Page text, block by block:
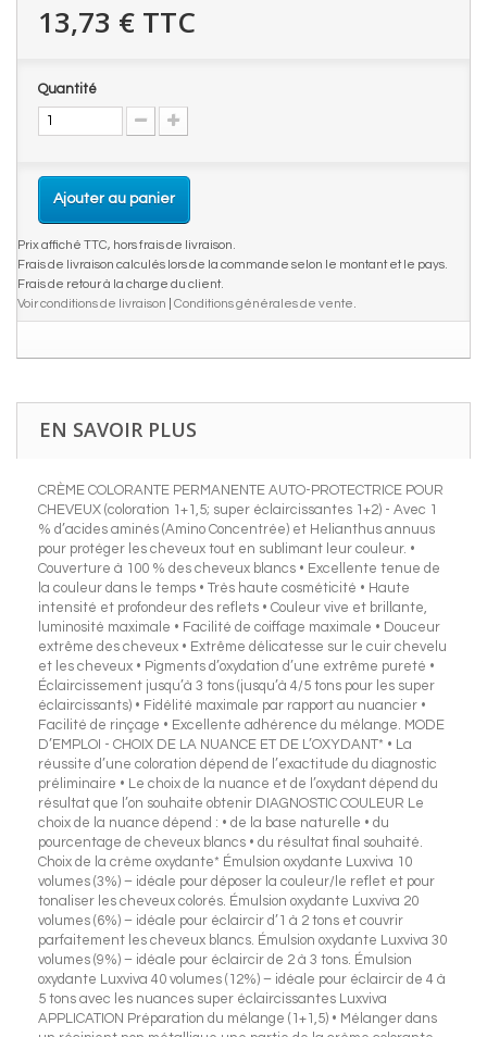
13,73 € TTC
Quantité
Ajouter au panier
Prix affiché TTC, hors frais de livraison.
Frais de livraison calculés lors de la commande selon le montant et le pays.
Frais de retour à la charge du client.
Voir conditions de livraison
Conditions générales de vente
EN SAVOIR PLUS
CRÈME COLORANTE PERMANENTE AUTO-PROTECTRICE POUR
CHEVEUX (coloration 1+1,5; super éclaircissantes 1+2) - Avec 1
% d’acides aminés (Amino Concentrée) et Helianthus annuus
pour protéger les cheveux tout en sublimant leur couleur. •
Couverture à 100 % des cheveux blancs • Excellente tenue de
la couleur dans le temps • Très haute cosméticité • Haute
intensité et profondeur des reflets • Couleur vive et brillante,
luminosité maximale • Facilité de coiffage maximale • Douceur
extrême des cheveux • Extrême délicatesse sur le cuir chevelu
et les cheveux • Pigments d’oxydation d’une extrême pureté •
Éclaircissement jusqu’à 3 tons (jusqu’à 4/5 tons pour les super
éclaircissants) • Fidélité maximale par rapport au nuancier •
Facilité de rinçage • Excellente adhérence du mélange. MODE
D’EMPLOI - CHOIX DE LA NUANCE ET DE L’OXYDANT* • La
réussite d’une coloration dépend de l’exactitude du diagnostic
préliminaire • Le choix de la nuance et de l’oxydant dépend du
résultat que l’on souhaite obtenir DIAGNOSTIC COULEUR Le
choix de la nuance dépend : • de la base naturelle • du
pourcentage de cheveux blancs • du résultat final souhaité.
Choix de la crème oxydante* Émulsion oxydante Luxviva 10
volumes (3%) – idéale pour déposer la couleur/le reflet et pour
tonaliser les cheveux colorés. Émulsion oxydante Luxviva 20
volumes (6%) – idéale pour éclaircir d’1 à 2 tons et couvrir
parfaitement les cheveux blancs. Émulsion oxydante Luxviva 30
volumes (9%) – idéale pour éclaircir de 2 à 3 tons. Émulsion
oxydante Luxviva 40 volumes (12%) – idéale pour éclaircir de 4 à
5 tons avec les nuances super éclaircissantes Luxviva
APPLICATION Préparation du mélange (1+1,5) • Mélanger dans